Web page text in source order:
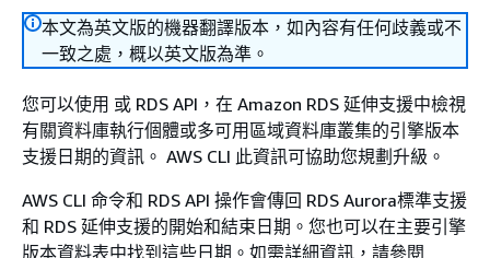
本文為英文版的機器翻譯版本，如內容有任何歧義或不
一致之處，概以英文版為準。
您可以使用 或 RDS API，在 Amazon RDS 延伸支援中檢視
有關資料庫執行個體或多可用區域資料庫叢集的引擎版本
支援日期的資訊。 AWS CLI 此資訊可協助您規劃升級。
AWS CLI 命令和 RDS API 操作會傳回 RDS Aurora標準支援
和 RDS 延伸支援的開始和結束日期。您也可以在主要引擎
版本資料表中找到這些日期。 如需詳細資訊，請參閱